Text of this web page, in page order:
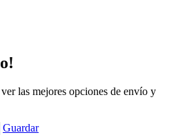
las mejores opciones de envío y
Guardar